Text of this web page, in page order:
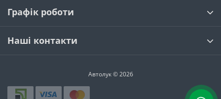
Графік роботи
Наші контакти
Автолук © 2026